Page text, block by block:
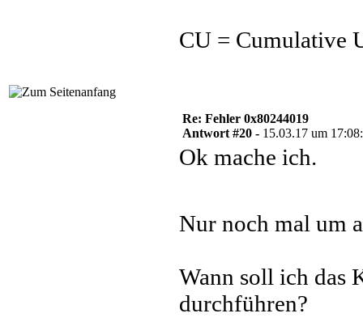
CU = Cumulative
Re: Fehler 0x80244019
Antwort #20 - 15.03.17 um
Ok mache ich.
Nur noch mal um
Wann soll ich das
durchführen?